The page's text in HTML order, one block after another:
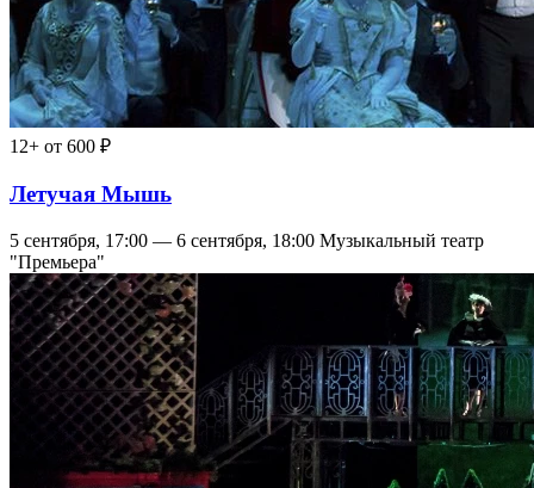
12+ от 600 ₽
Летучая Мышь
5 сентября, 17:00 — 6 сентября, 18:00 Музыкальный театр
"Премьера"